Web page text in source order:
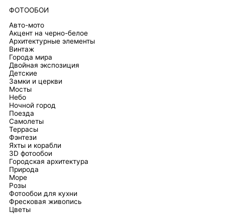
ФОТООБОИ
Авто-мото
Акцент на черно-белое
Архитектурные элементы
Винтаж
Города мира
Двойная экспозиция
Детские
Замки и церкви
Мосты
Небо
Ночной город
Поезда
Самолеты
Террасы
Фэнтези
Яхты и корабли
3D фотообои
Городская архитектура
Природа
Море
Розы
Фотообои для кухни
Фресковая живопись
Цветы